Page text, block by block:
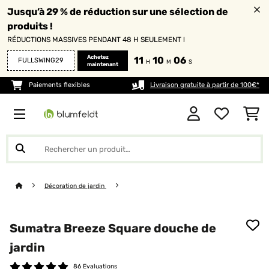
Jusqu’à 29 % de réduction sur une sélection de
produits !
RÉDUCTIONS MASSIVES PENDANT 48 H SEULEMENT !
FULLSWING29
Achetez
maintenant
11 H 10 M 04 S
Paiements flexibles Livraison gratuite à partir de 100€*
Décoration de jardin
Sumatra Breeze Square douche de
jardin
86 Evaluations